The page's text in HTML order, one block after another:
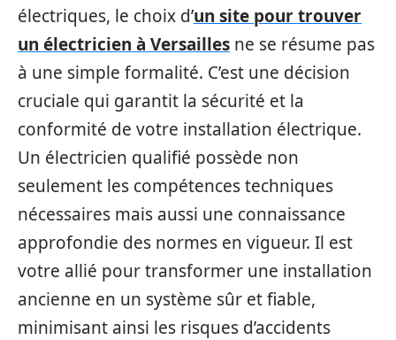
électriques, le choix d’un site pour trouver
un électricien à Versailles ne se résume pas
à une simple formalité. C’est une décision
cruciale qui garantit la sécurité et la
conformité de votre installation électrique.
Un électricien qualifié possède non
seulement les compétences techniques
nécessaires mais aussi une connaissance
approfondie des normes en vigueur. Il est
votre allié pour transformer une installation
ancienne en un système sûr et fiable,
minimisant ainsi les risques d’accidents